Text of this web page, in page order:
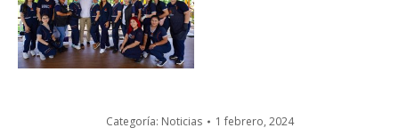
Categoría: Noticias 1 febrero, 2024